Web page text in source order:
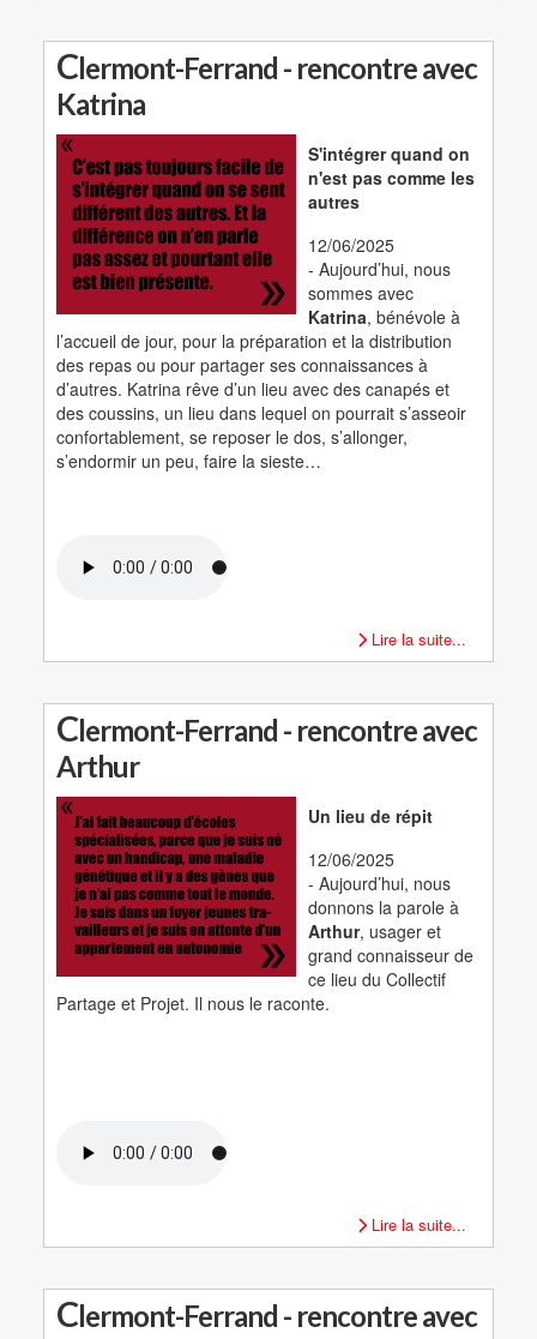
Clermont-Ferrand - rencontre avec
Katrina
S'intégrer quand on
n'est pas comme les
autres
12/06/2025
- Aujourd’hui, nous
sommes avec
Katrina, bénévole à
l’accueil de jour, pour la préparation et la distribution
des repas ou pour partager ses connaissances à
d’autres. Katrina rêve d’un lieu avec des canapés et
des coussins, un lieu dans lequel on pourrait s’asseoir
confortablement, se reposer le dos, s’allonger,
s’endormir un peu, faire la sieste…
Lire la suite...
Clermont-Ferrand - rencontre avec
Arthur
Un lieu de répit
12/06/2025
- Aujourd’hui, nous
donnons la parole à
Arthur, usager et
grand connaisseur de
ce lieu du Collectif
Partage et Projet. Il nous le raconte.
Lire la suite...
Clermont-Ferrand - rencontre avec